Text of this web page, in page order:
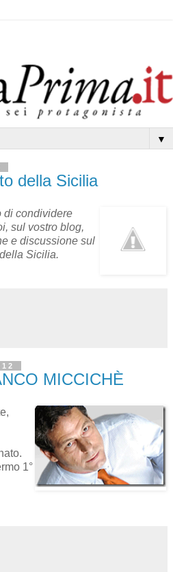
▼
della Sicilia
di condividere
sul vostro blog,
e discussione sul
Sicilia.
MICCICHÈ
1°